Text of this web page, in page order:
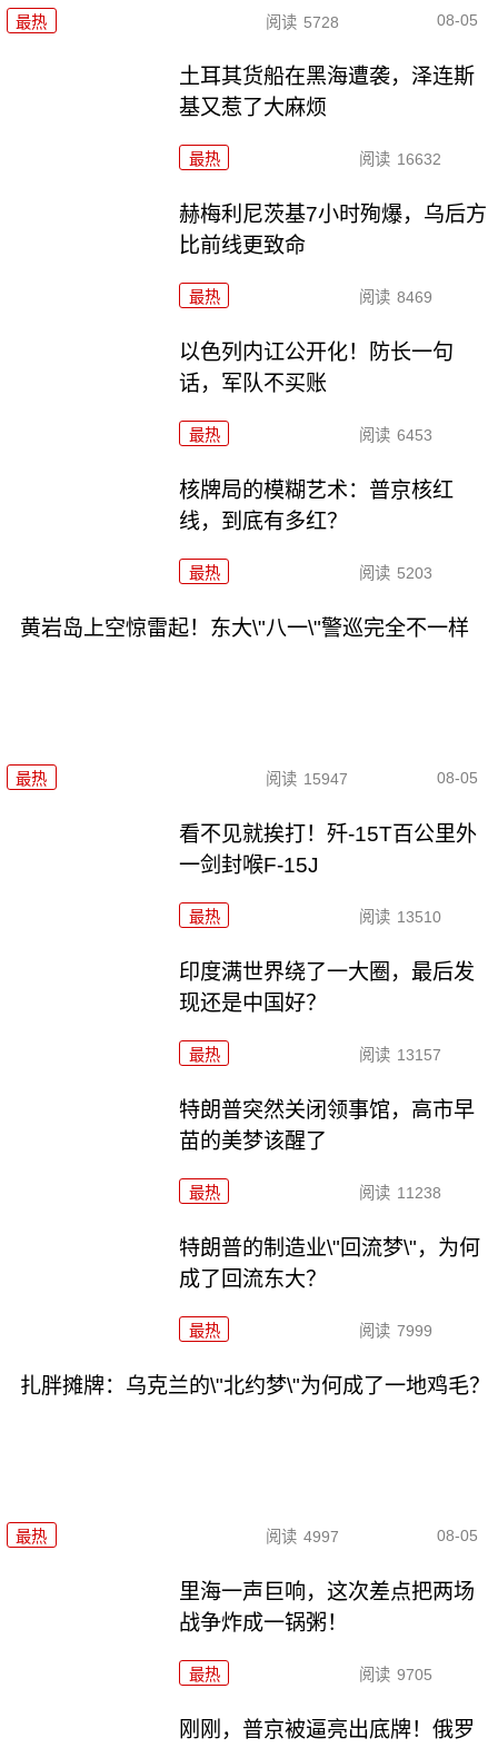
最热 阅读 5728 08-05
土耳其货船在黑海遭袭，泽连斯
基又惹了大麻烦
最热 阅读 16632
赫梅利尼茨基7小时殉爆，乌后方
比前线更致命
最热 阅读 8469
以色列内讧公开化！防长一句
话，军队不买账
最热 阅读 6453
核牌局的模糊艺术：普京核红
线，到底有多红？
最热 阅读 5203
黄岩岛上空惊雷起！东大\"八一\"警巡完全不一样
最热 阅读 15947 08-05
看不见就挨打！歼-15T百公里外
一剑封喉F-15J
最热 阅读 13510
印度满世界绕了一大圈，最后发
现还是中国好？
最热 阅读 13157
特朗普突然关闭领事馆，高市早
苗的美梦该醒了
最热 阅读 11238
特朗普的制造业\"回流梦\"，为何
成了回流东大？
最热 阅读 7999
扎胖摊牌：乌克兰的\"北约梦\"为何成了一地鸡毛？
最热 阅读 4997 08-05
里海一声巨响，这次差点把两场
战争炸成一锅粥！
最热 阅读 9705
刚刚，普京被逼亮出底牌！俄罗